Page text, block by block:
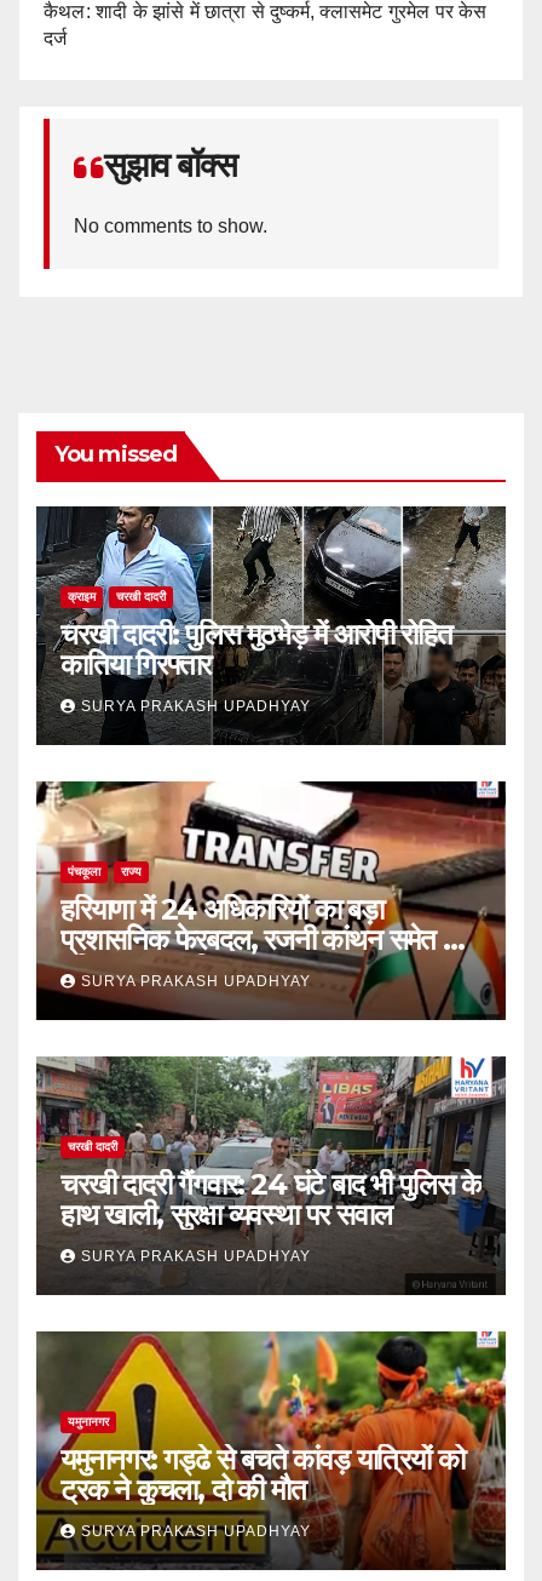
कैथल: शादी के झांसे में छात्रा से दुष्कर्म, क्लासमेट गुरमेल पर केस
दर्ज
सुझाव बॉक्स
No comments to show.
You missed
क्राइम चरखी दादरी
चरखी दादरी: पुलिस मुठभेड़ में आरोपी रोहित
कातिया गिरफ्तार
SURYA PRAKASH UPADHYAY
पंचकूला राज्य
हरियाणा में 24 अधिकारियों का बड़ा
प्रशासनिक फेरबदल, रजनी कांथन समेत कई
वरिष्ठ IAS शामिल
SURYA PRAKASH UPADHYAY
चरखी दादरी
चरखी दादरी गैंगवार: 24 घंटे बाद भी पुलिस के
हाथ खाली, सुरक्षा व्यवस्था पर सवाल
SURYA PRAKASH UPADHYAY
यमुनानगर
यमुनानगर: गड्ढे से बचते कांवड़ यात्रियों को
ट्रक ने कुचला, दो की मौत
SURYA PRAKASH UPADHYAY